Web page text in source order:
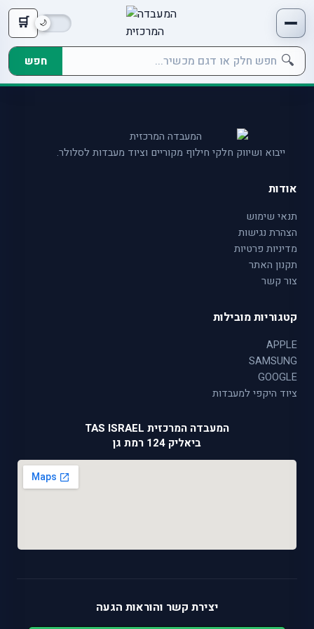
🛒
🔍 חפש
ייבוא ושיווק חלקי חילוף מקוריים וציוד מעבדות לסלולר.
אודות
תנאי שימוש
הצהרת נגישות
מדיניות פרטיות
תקנון האתר
צור קשר
קטגוריות מובילות
APPLE
SAMSUNG
GOOGLE
ציוד היקפי למעבדות
המעבדה המרכזית TAS ISRAEL
ביאליק 124 רמת גן
יצירת קשר והוראות הגעה